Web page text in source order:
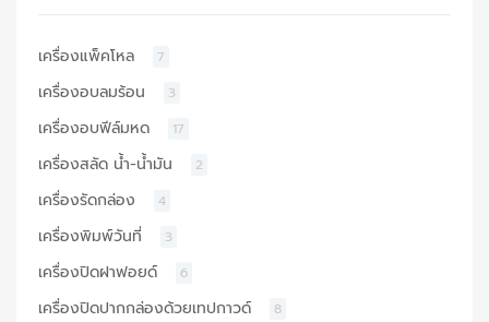
เครื่องแพ็คโหล 7
เครื่องอบลมร้อน 3
เครื่องอบฟีล์มหด 17
เครื่องสลัด น้ำ-น้ำมัน 2
เครื่องรัดกล่อง 4
เครื่องพิมพ์วันที่ 3
เครื่องปิดฝาฟอยด์ 6
เครื่องปิดปากกล่องด้วยเทปกาวด์ 8